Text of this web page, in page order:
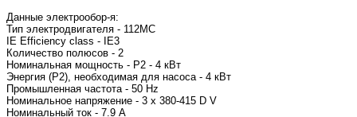
Данные электрообор-я:
Тип электродвигателя -
IE Efficiency class - IE3
Количество полюсов - 2
Номинальная мощность - P2 - 4 кВт
Энергия (Р2), необходимая для насоса - 4 кВт
Промышленная частота - 50 Hz
Номинальное напряжение - 3 x 380-415 D V
Номинальный ток - 7.9 A